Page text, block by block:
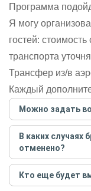
Программа
Я могу
гостей:
транспорта
Трансфер из/в
Каждый
Можно задать
Достаточно
написать гиду.
согласуйте с
этого
В каких
отменено?
Только в случае
например, если
погоды
Кто еще будет